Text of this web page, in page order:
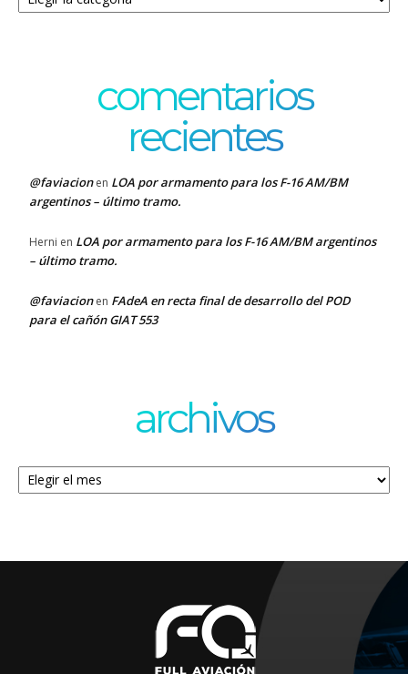
comentarios
recientes
@faviacionen LOA por armamento para los F-16 AM/BM
argentinos – último tramo.
Herni en LOA por armamento para los F-16 AM/BM argentinos
– último tramo.
@faviacionen FAdeA en recta final de desarrollo del POD
para el cañón GIAT 553
archivos
Archivos